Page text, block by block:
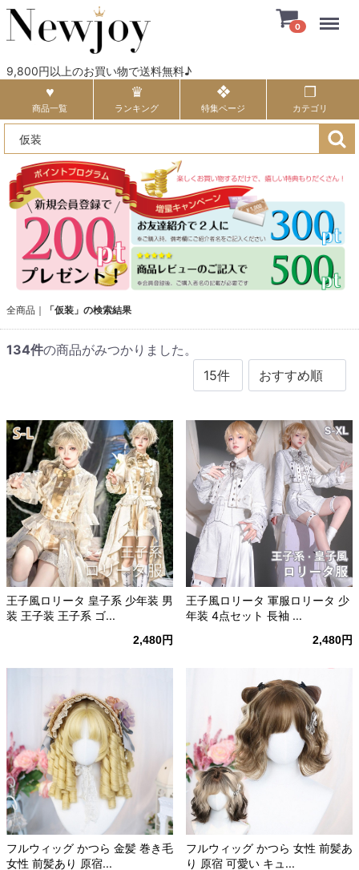
9,800円以上のお買い物で送料無料♪
0
商品一覧 ランキング 特集ページ カテゴリ
全商品 「仮装」の検索結果
134件の商品がみつかりました。
王子風ロリータ 皇子系 少年装 男
装 王子装 王子系 ゴ...
2,480円
王子風ロリータ 軍服ロリータ 少
年装 4点セット 長袖 ...
2,480円
フルウィッグ かつら 金髪 巻き毛
女性 前髪あり 原宿...
フルウィッグ かつら 女性 前髪あ
り 原宿 可愛い キュ...